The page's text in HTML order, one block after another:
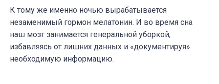
К тому же именно ночью вырабатывается
незаменимый гормон мелатонин. И во время сна
наш мозг занимается генеральной уборкой,
избавляясь от лишних данных и «документируя»
необходимую информацию.